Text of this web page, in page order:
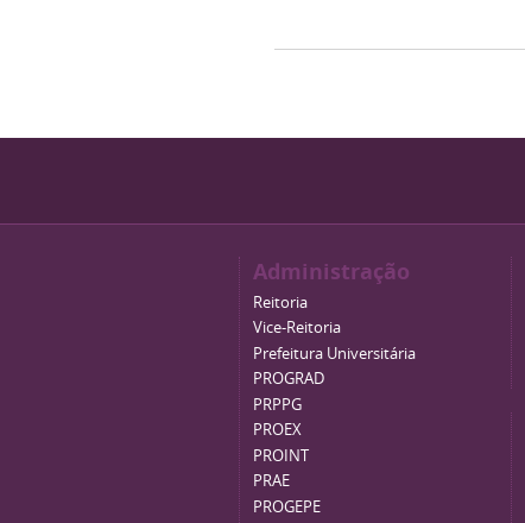
Administração
Reitoria
Vice-Reitoria
Prefeitura Universitária
PROGRAD
PRPPG
PROEX
PROINT
PRAE
PROGEPE